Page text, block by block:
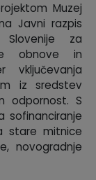
Muzej
Javni razpis
Slovenije za
obnove in
vključevanja
iz sredstev
odpornost. S
sofinanciranje
stare mitnice
novogradnje